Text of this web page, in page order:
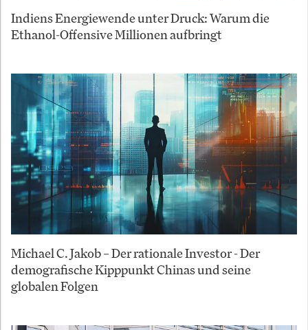
Indiens Energiewende unter Druck: Warum die
Ethanol-Offensive Millionen aufbringt
Michael C. Jakob – Der rationale Investor - Der
demografische Kipppunkt Chinas und seine
globalen Folgen